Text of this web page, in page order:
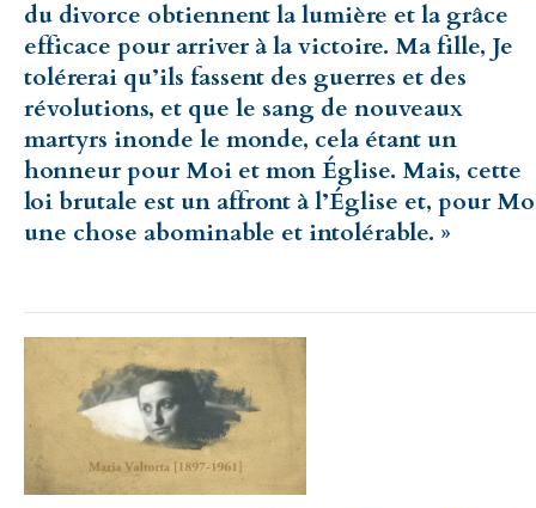
du divorce obtiennent la lumière et la grâce
efficace pour arriver à la victoire. Ma fille, Je
tolérerai qu’ils fassent des guerres et des
révolutions, et que le sang de nouveaux
martyrs inonde le monde, cela étant un
honneur pour Moi et mon Église. Mais, cette
loi brutale est un affront à l’Église et, pour
une chose abominable et intolérable. »